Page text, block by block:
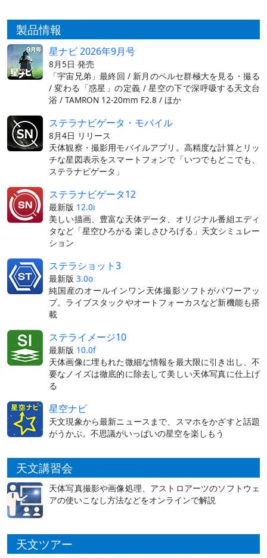
製品情報
星ナビ 2026年9月号
8月5日 発売
「宇宙兄弟」最終回 / 新月のペルセ群極大を見る・撮る
/ 変わる「惑星」の定義 / 星空の下で深呼吸する天文台
浴 / TAMRON 12-20mm F2.8 / ほか
ステラナビゲータ・モバイル
8月4日 リリース
天体観察・撮影用モバイルアプリ。高精度な計算とリッ
チな星図表示をスマートフォンで「いつでもどこでも、
ステラナビゲータ」
ステラナビゲータ12
最新版 12.0i
美しい描画、豊富な天体データ、オリジナル番組エディ
タなど「星空ひろがる 楽しさひろげる」天文シミュレー
ション
ステラショット3
最新版 3.0o
純国産のオールインワン天体撮影ソフトがパワーアッ
プ。ライブスタックやオートフォーカスなど新機能も搭
載
ステライメージ10
最新版 10.0f
天体画像に埋もれた微細な情報を最大限に引き出し、不
要なノイズは徹底的に除去して美しい天体写真に仕上げ
る
星空ナビ
天文現象から最新ニュースまで、スマホをかざすと話題
がうかぶ。不思議がいっぱいの星空を楽しもう
天文講習会
天体写真撮影や画像処理、アストロアーツのソフトウェ
アの使いこなし方法などをオンラインで解説
天文ツアー